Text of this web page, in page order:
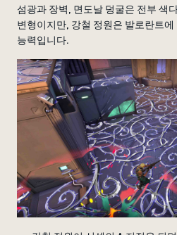
섬광과 장벽, 면도날 덩굴은 전부 색
변형이지만, 강철 정원은 발로란트
능력입니다.